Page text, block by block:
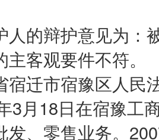
的辩护意见为：
客观要件不符。
迁市宿豫区人民
3月18日在宿豫工
发、零售业务。